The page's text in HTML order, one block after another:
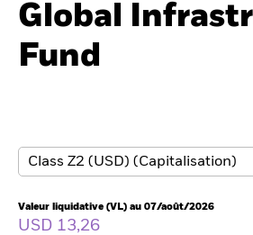
Produits
Thèmes
Particuliers
France
Change location
Global
Fund
Valeur liquidative (VL) au 07/août/2026
USD 13,26